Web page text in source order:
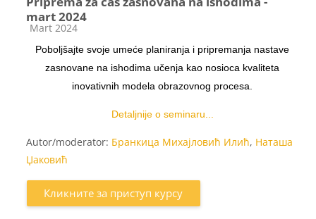
mart 2024
Категорија курса
Mart 2024
Poboljšajte svoje umeće planiranja i pripremanja nastave
zasnovane na ishodima učenja kao nosioca kvaliteta
inovativnih modela obrazovnog procesa.
Detaljnije o seminaru...
Autor/moderator: Бранкица Михајловић Илић, Наташа
Џаковић
Кликните за приступ курсу